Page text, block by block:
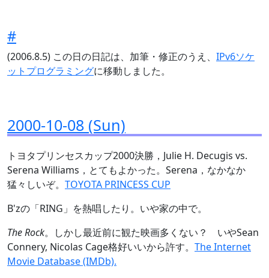
#
(2006.8.5) この日の日記は、加筆・修正のうえ、 IPv6ソケ
ットプログラミングに移動しました。
2000-10-08 (Sun)
トヨタプリンセスカップ2000決勝，Julie H. Decugis vs.
Serena Williams，とてもよかった。Serena，なかなか
猛々しいぞ。 TOYOTA PRINCESS CUP
B'zの「RING」を熱唱したり。いや家の中で。
The Rock。しかし最近前に観た映画多くない？ いやSean
Connery, Nicolas Cage格好いいから許す。 The Internet
Movie Database (IMDb).